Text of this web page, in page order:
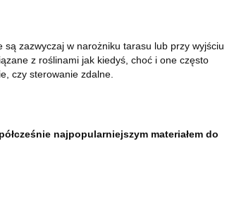
są zazwyczaj w narożniku tarasu lub przy wyjściu
z roślinami jak kiedyś, choć i one często
czy sterowanie zdalne.
najpopularniejszym materiałem do